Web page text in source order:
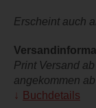
Erscheint auch
Print Versand
angekommen
Buchdetails